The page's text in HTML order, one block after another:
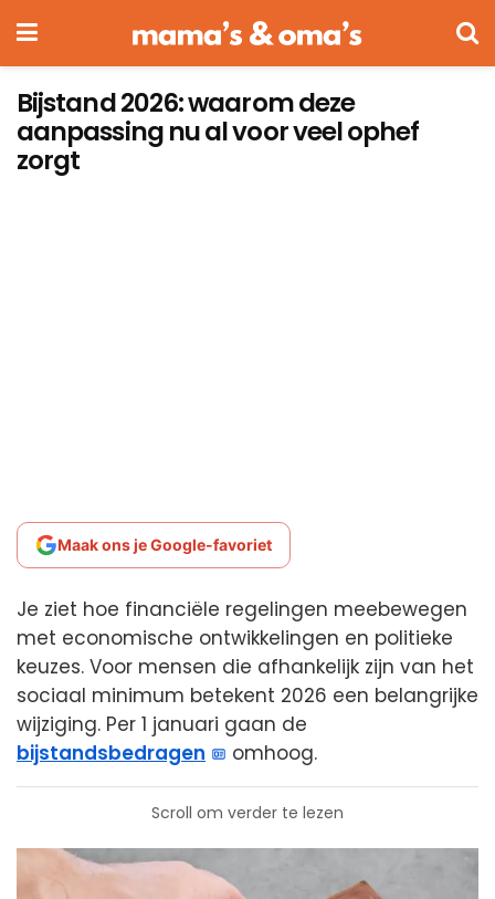
Bijstand 2026: waarom deze
aanpassing nu al voor veel ophef
zorgt
Maak ons je Google-favoriet
Je ziet hoe financiële regelingen meebewegen
met economische ontwikkelingen en politieke
keuzes. Voor mensen die afhankelijk zijn van het
sociaal minimum betekent 2026 een belangrijke
wijziging. Per 1 januari gaan de
bijstandsbedragen
omhoog.
Scroll om verder te lezen